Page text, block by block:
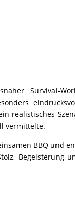
Survival-
realistisches
vermittelte.
BBQ und
Begeisterung